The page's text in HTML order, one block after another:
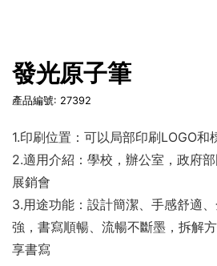
發光原子筆
產品編號: 27392
1.印刷位置：可以局部印刷LOGO和
2.適用介紹：學校，辦公室，政府
展銷會
3.用途功能：設計簡潔、手感舒適
強，書寫順暢、流暢不斷墨，拆解
享書寫